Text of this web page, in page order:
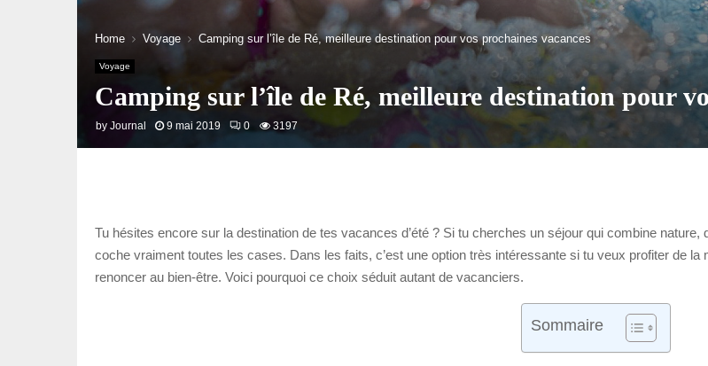
Home Voyage Camping sur l’île de Ré, meilleure destination pour vos prochaines vacances
Voyage
Camping sur l’île de Ré, meilleure destination pour
by Journal 9 mai 2019 0 3197
Tu hésites encore sur la destination de tes vacances d’été ? Si tu cherches un séjour qui combine
coche vraiment toutes les cases. Dans les faits, c’est une option très intéressante si tu veux profiter de la
renoncer au bien-être. Voici pourquoi ce choix séduit autant de vacanciers.
Sommaire